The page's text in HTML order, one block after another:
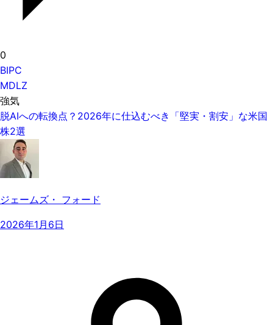
0
BIPC
MDLZ
強気
脱AIへの転換点？2026年に仕込むべき「堅実・割安」な米国
株2選
ジェームズ・ フォード
2026年1月6日